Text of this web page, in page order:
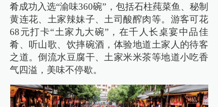
肴成功入选“渝味360碗”，包括石柱莼菜鱼、秘制
黄连花、土家辣妹子、土司酸醡肉等。游客可花
68元打卡“土家九大碗”，在千人长桌宴中品佳
肴、听山歌、饮摔碗酒，体验地道土家人的待客
之道。倒流水豆腐干、土家米米茶等地道小吃香
气四溢，美味不停歇。